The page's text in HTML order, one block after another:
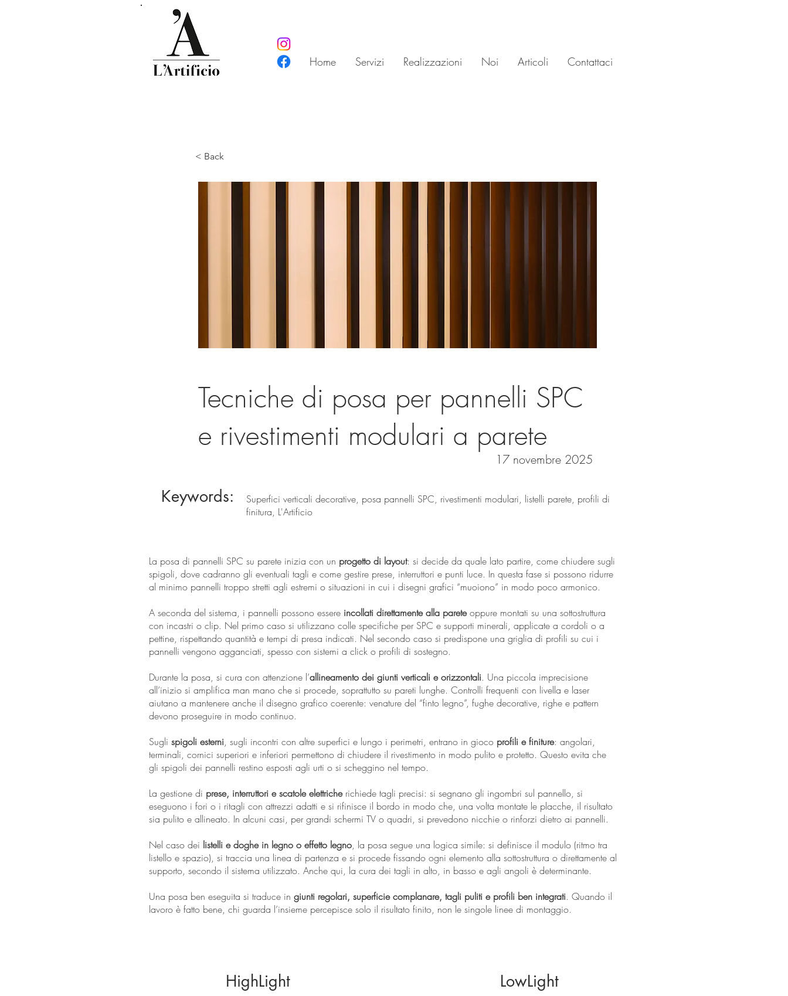
Home Servizi Realizzazioni Noi Articoli Contattaci
< Back
Tecniche di posa per pannelli SPC
e rivestimenti modulari a parete
17 novembre 2025
Keywords:
Superfici verticali decorative, posa pannelli SPC, rivestimenti modulari, listelli parete, profili di
finitura, L'Artificio
La posa di pannelli SPC su parete inizia con un progetto di layout: si decide da quale lato partire, come chiudere sugli
spigoli, dove cadranno gli eventuali tagli e come gestire prese, interruttori e punti luce. In questa fase si possono ridurre
al minimo pannelli troppo stretti agli estremi o situazioni in cui i disegni grafici “muoiono” in modo poco armonico.
A seconda del sistema, i pannelli possono essere incollati direttamente alla pareteoppure montati su una sottostruttura
con incastri o clip. Nel primo caso si utilizzano colle specifiche per SPC e supporti minerali, applicate a cordoli o a
pettine, rispettando quantità e tempi di presa indicati. Nel secondo caso si predispone una griglia di profili su cui i
pannelli vengono agganciati, spesso con sistemi a click o profili di sostegno.
Durante la posa, si cura con attenzione l’allineamento dei giunti verticali e orizzontali. Una piccola imprecisione
all’inizio si amplifica man mano che si procede, soprattutto su pareti lunghe. Controlli frequenti con livella e laser
aiutano a mantenere anche il disegno grafico coerente: venature del “finto legno”, fughe decorative, righe e pattern
devono proseguire in modo continuo.
Sugli spigoli esterni, sugli incontri con altre superfici e lungo i perimetri, entrano in gioco profili e finiture: angolari,
terminali, cornici superiori e inferiori permettono di chiudere il rivestimento in modo pulito e protetto. Questo evita che
gli spigoli dei pannelli restino esposti agli urti o si scheggino nel tempo.
La gestione di prese, interruttori e scatole elettricherichiede tagli precisi: si segnano gli ingombri sul pannello, si
eseguono i fori o i ritagli con attrezzi adatti e si rifinisce il bordo in modo che, una volta montate le placche, il risultato
sia pulito e allineato. In alcuni casi, per grandi schermi TV o quadri, si prevedono nicchie o rinforzi dietro ai pannelli.
Nel caso dei listelli e doghe in legno o effetto legno, la posa segue una logica simile: si definisce il modulo (ritmo tra
listello e spazio), si traccia una linea di partenza e si procede fissando ogni elemento alla sottostruttura o direttamente al
supporto, secondo il sistema utilizzato. Anche qui, la cura dei tagli in alto, in basso e agli angoli è determinante.
Una posa ben eseguita si traduce in giunti regolari, superficie complanare, tagli puliti e profili ben integrati. Quando il
lavoro è fatto bene, chi guarda l’insieme percepisce solo il risultato finito, non le singole linee di montaggio.
HighLight LowLight